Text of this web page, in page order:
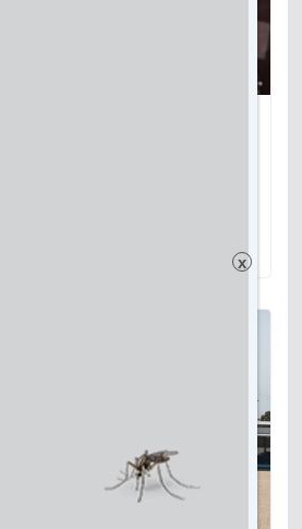
Roger Minella,
canta música de
x